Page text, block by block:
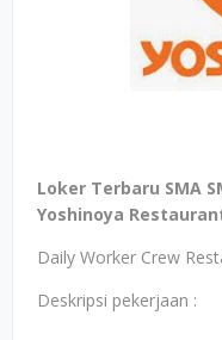
Loker Terbaru SMA
Yoshinoya
Daily Worker Crew
Deskripsi pekerjaan :